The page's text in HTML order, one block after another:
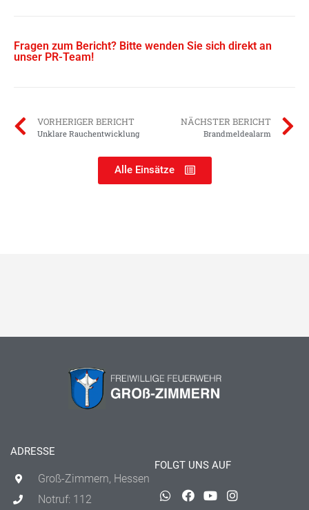
Fragen zum Bericht? Bitte wenden Sie sich direkt an
unser PR-Team!
VORHERIGER BERICHT
Unklare Rauchentwicklung
NÄCHSTER BERICHT
Brandmeldealarm
Alle Einsätze
ADRESSE
Groß-Zimmern, Hessen
Notruf: 112
FOLGT UNS AUF